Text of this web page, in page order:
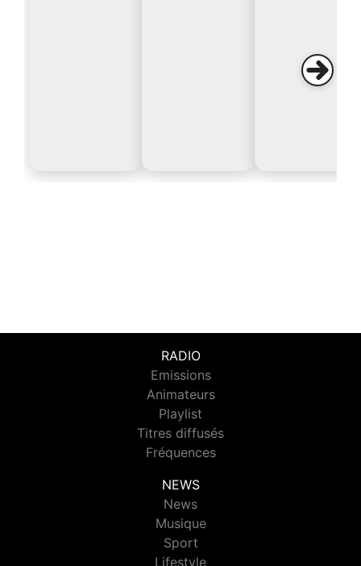
RADIO
Emissions
Animateurs
Playlist
Titres diffusés
Fréquences
NEWS
News
Musique
Sport
Lifestyle